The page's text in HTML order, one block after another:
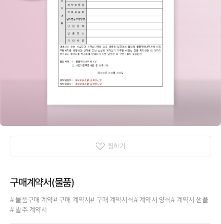
찜하기
구매계약서(물품)
# 물품구매 계약# 구매 계약서# 구매 계약서식# 계약서 양식# 계약서 샘플
# 발주 계약서